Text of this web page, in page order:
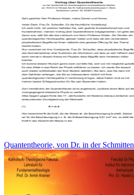
Quantentheorie, von Dr. in der Schmitten